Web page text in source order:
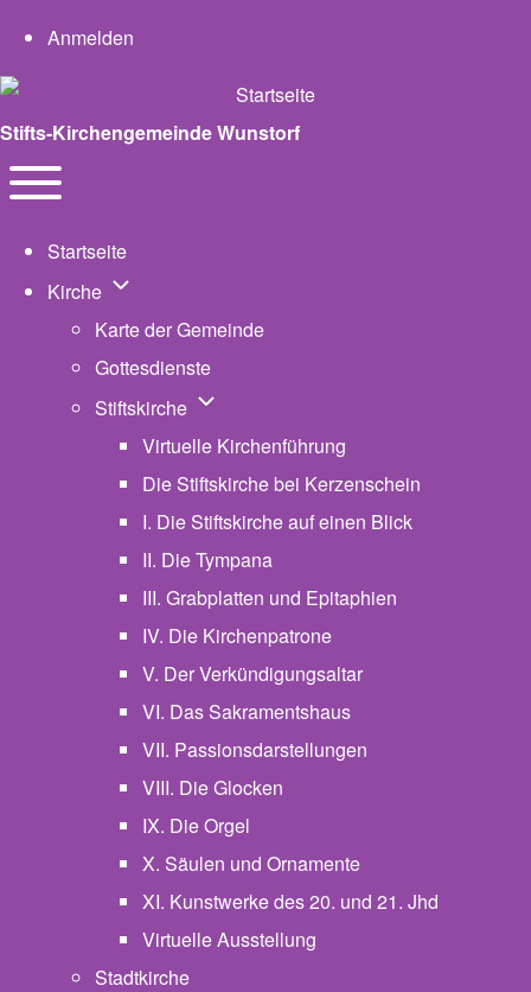
User account menu
Anmelden
Stifts-Kirchengemeinde Wunstorf
Navigation
Startseite
Kirche Unternavigation von Kirche
Karte der Gemeinde
Gottesdienste
Stiftskirche Unternavigation von Stiftskirche
Virtuelle Kirchenführung
Die Stiftskirche bei Kerzenschein
I. Die Stiftskirche auf einen Blick
II. Die Tympana
III. Grabplatten und Epitaphien
IV. Die Kirchenpatrone
V. Der Verkündigungsaltar
VI. Das Sakramentshaus
VII. Passionsdarstellungen
VIII. Die Glocken
IX. Die Orgel
X. Säulen und Ornamente
XI. Kunstwerke des 20. und 21. Jhd
Virtuelle Ausstellung
Stadtkirche